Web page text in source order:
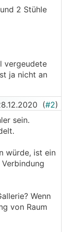
2 Stühle
vergeudete
ja nicht an
(#2)
sein.
würde, ist ein
Wenn
von Raum